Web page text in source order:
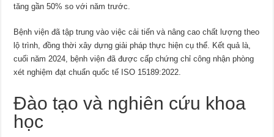
tăng gần 50% so với năm trước.
Bệnh viện đã tập trung vào việc cải tiến và nâng cao chất lượng theo
lộ trình, đồng thời xây dựng giải pháp thực hiện cụ thể. Kết quả là,
cuối năm 2024, bệnh viện đã được cấp chứng chỉ công nhận phòng
xét nghiệm đạt chuẩn quốc tế ISO 15189:2022.
Đào tạo và nghiên cứu khoa
học